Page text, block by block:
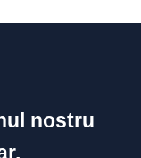
nostru